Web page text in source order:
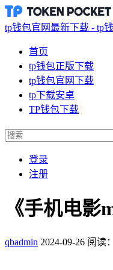
tp钱包官网最新下载 - tp
首页
tp钱包正版下载
tp钱包官网下载
tp下载安卓
TP钱包下载
登录
注册
《手机电
qbadmin 2024-09-26 阅读